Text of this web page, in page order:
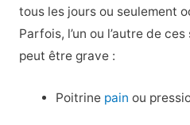
tous les jours ou seulement
Parfois, l’un ou l’autre de
peut être grave :
Poitrine pain ou